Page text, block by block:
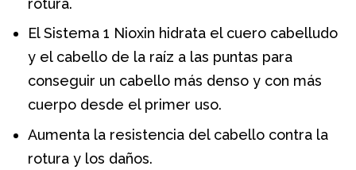
rotura.
El Sistema 1 Nioxin hidrata el cuero cabelludo
y el cabello de la raíz a las puntas para
conseguir un cabello más denso y con más
cuerpo desde el primer uso.
Aumenta la resistencia del cabello contra la
rotura y los daños.